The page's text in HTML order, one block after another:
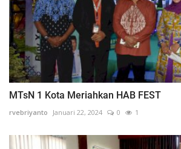
MTsN 1 Kota Meriahkan HAB FEST
rvebriyanto Januari 22, 2024 0 1